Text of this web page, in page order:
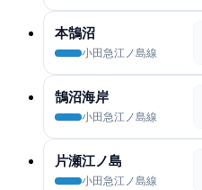
本鵠沼
小田急江ノ島線
鵠沼海岸
小田急江ノ島線
片瀬江ノ島
小田急江ノ島線